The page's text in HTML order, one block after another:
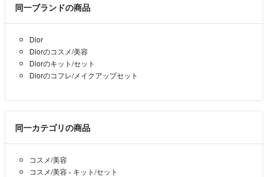
同一ブランドの商品
Dior
Diorのコスメ/美容
Diorのキット/セット
Diorのコフレ/メイクアップセット
同一カテゴリの商品
コスメ/美容
コスメ/美容 › キット/セット